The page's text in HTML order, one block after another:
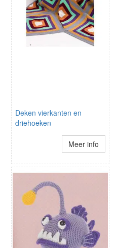
Deken vierkanten en
driehoeken
Meer info